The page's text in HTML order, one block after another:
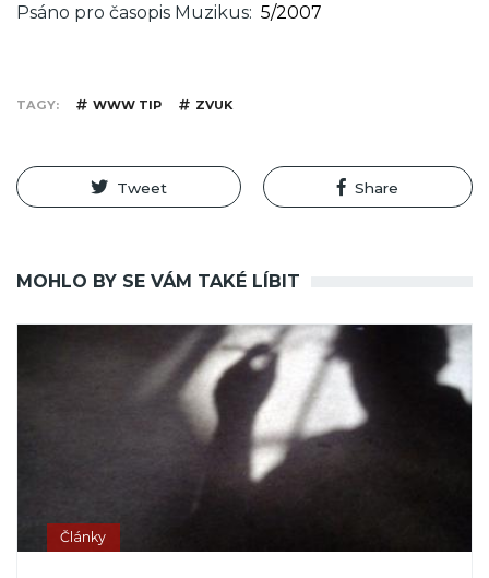
Psáno pro časopis Muzikus 5/2007
TAGY WWW TIP ZVUK
Tweet Share
MOHLO BY SE VÁM TAKÉ LÍBIT
Články